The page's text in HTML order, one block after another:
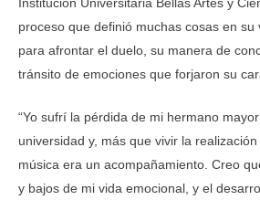
proceso que definió muchas cosas en su
para afrontar el duelo, su manera de
tránsito de emociones que forjaron su
“Yo sufrí la pérdida de mi hermano
universidad y, más que vivir la
música era un acompañamiento. Creo
y bajos de mi vida emocional, y el